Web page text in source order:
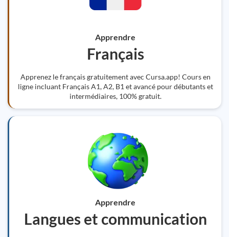
Apprendre
Français
Apprenez le français gratuitement avec Cursa.app! Cours en
ligne incluant Français A1, A2, B1 et avancé pour débutants et
intermédiaires, 100% gratuit.
Apprendre
Langues et communication